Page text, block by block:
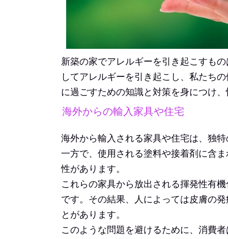
新築の家でアレルギーを引き起こすも
してアレルギーを引き起こし、私たち
に過ごすための知識と対策を身につけ
海外からの輸入家具や住宅
海外から輸入される家具や住宅は、独
一方で、使用される塗料や接着剤に含
性があります。
これらの家具から放出される揮発性有
です。その結果、人によっては皮膚の
とがあります。
このような問題を避けるために、消費